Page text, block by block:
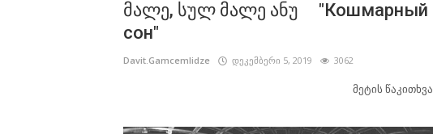
მალე, სულ მალე ანუ "Кошмарный
сон"
Davit.Gamcemlidze დეკემბერი 5, 2019 3062
მეტის წაკითხვა